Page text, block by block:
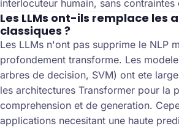
interlocuteur humain, sans
Les LLMs ont-ils remplace les
classiques ?
Les LLMs n'ont pas supprime le NLP
profondement transforme. Les
arbres de decision, SVM) ont ete
les architectures Transformer pour la
comprehension et de generation.
applications necesitant une haute